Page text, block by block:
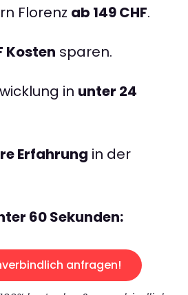
Florenz ab 149 CHF.
Kosten sparen.
in unter 24
Erfahrung in der
60 Sekunden:
anfragen!